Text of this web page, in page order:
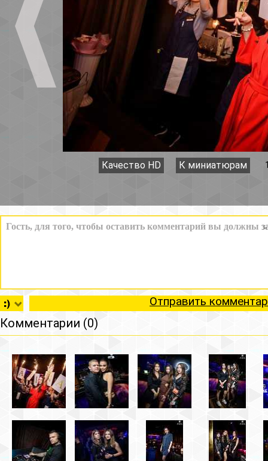
Качество HD К миниатюрам
Отправить
Комментарии (0)